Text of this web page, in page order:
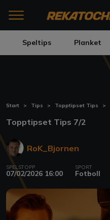
Speltips Planket
Start Tips Topptipset Tips
Topptipset Tips 7/2
RoK_Bjornen
SPELSTOPP
07/02/2026 16:00
SPORT
Fotboll